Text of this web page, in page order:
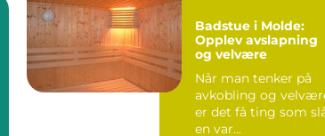
Badstue i Molde:
Opplev avslapning
og velvære
Når man tenker på
avkobling og
er det få ting som
en var...